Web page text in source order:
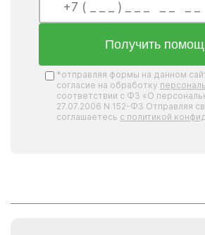
Получить
*отправляя формы на данном
согласие на обработку
соответствии с ФЗ «О
27.07.2006 N 152-ФЗ Отправляя
соглашаетесь с политикой